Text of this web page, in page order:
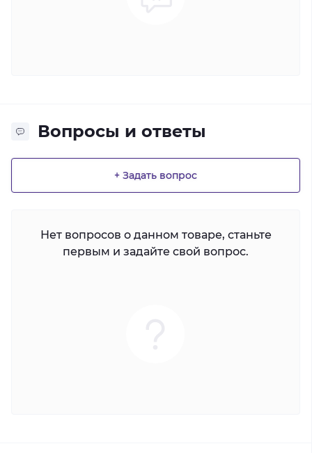
Вопросы и ответы
+ Задать вопрос
Нет вопросов о данном товаре, станьте
первым и задайте свой вопрос.